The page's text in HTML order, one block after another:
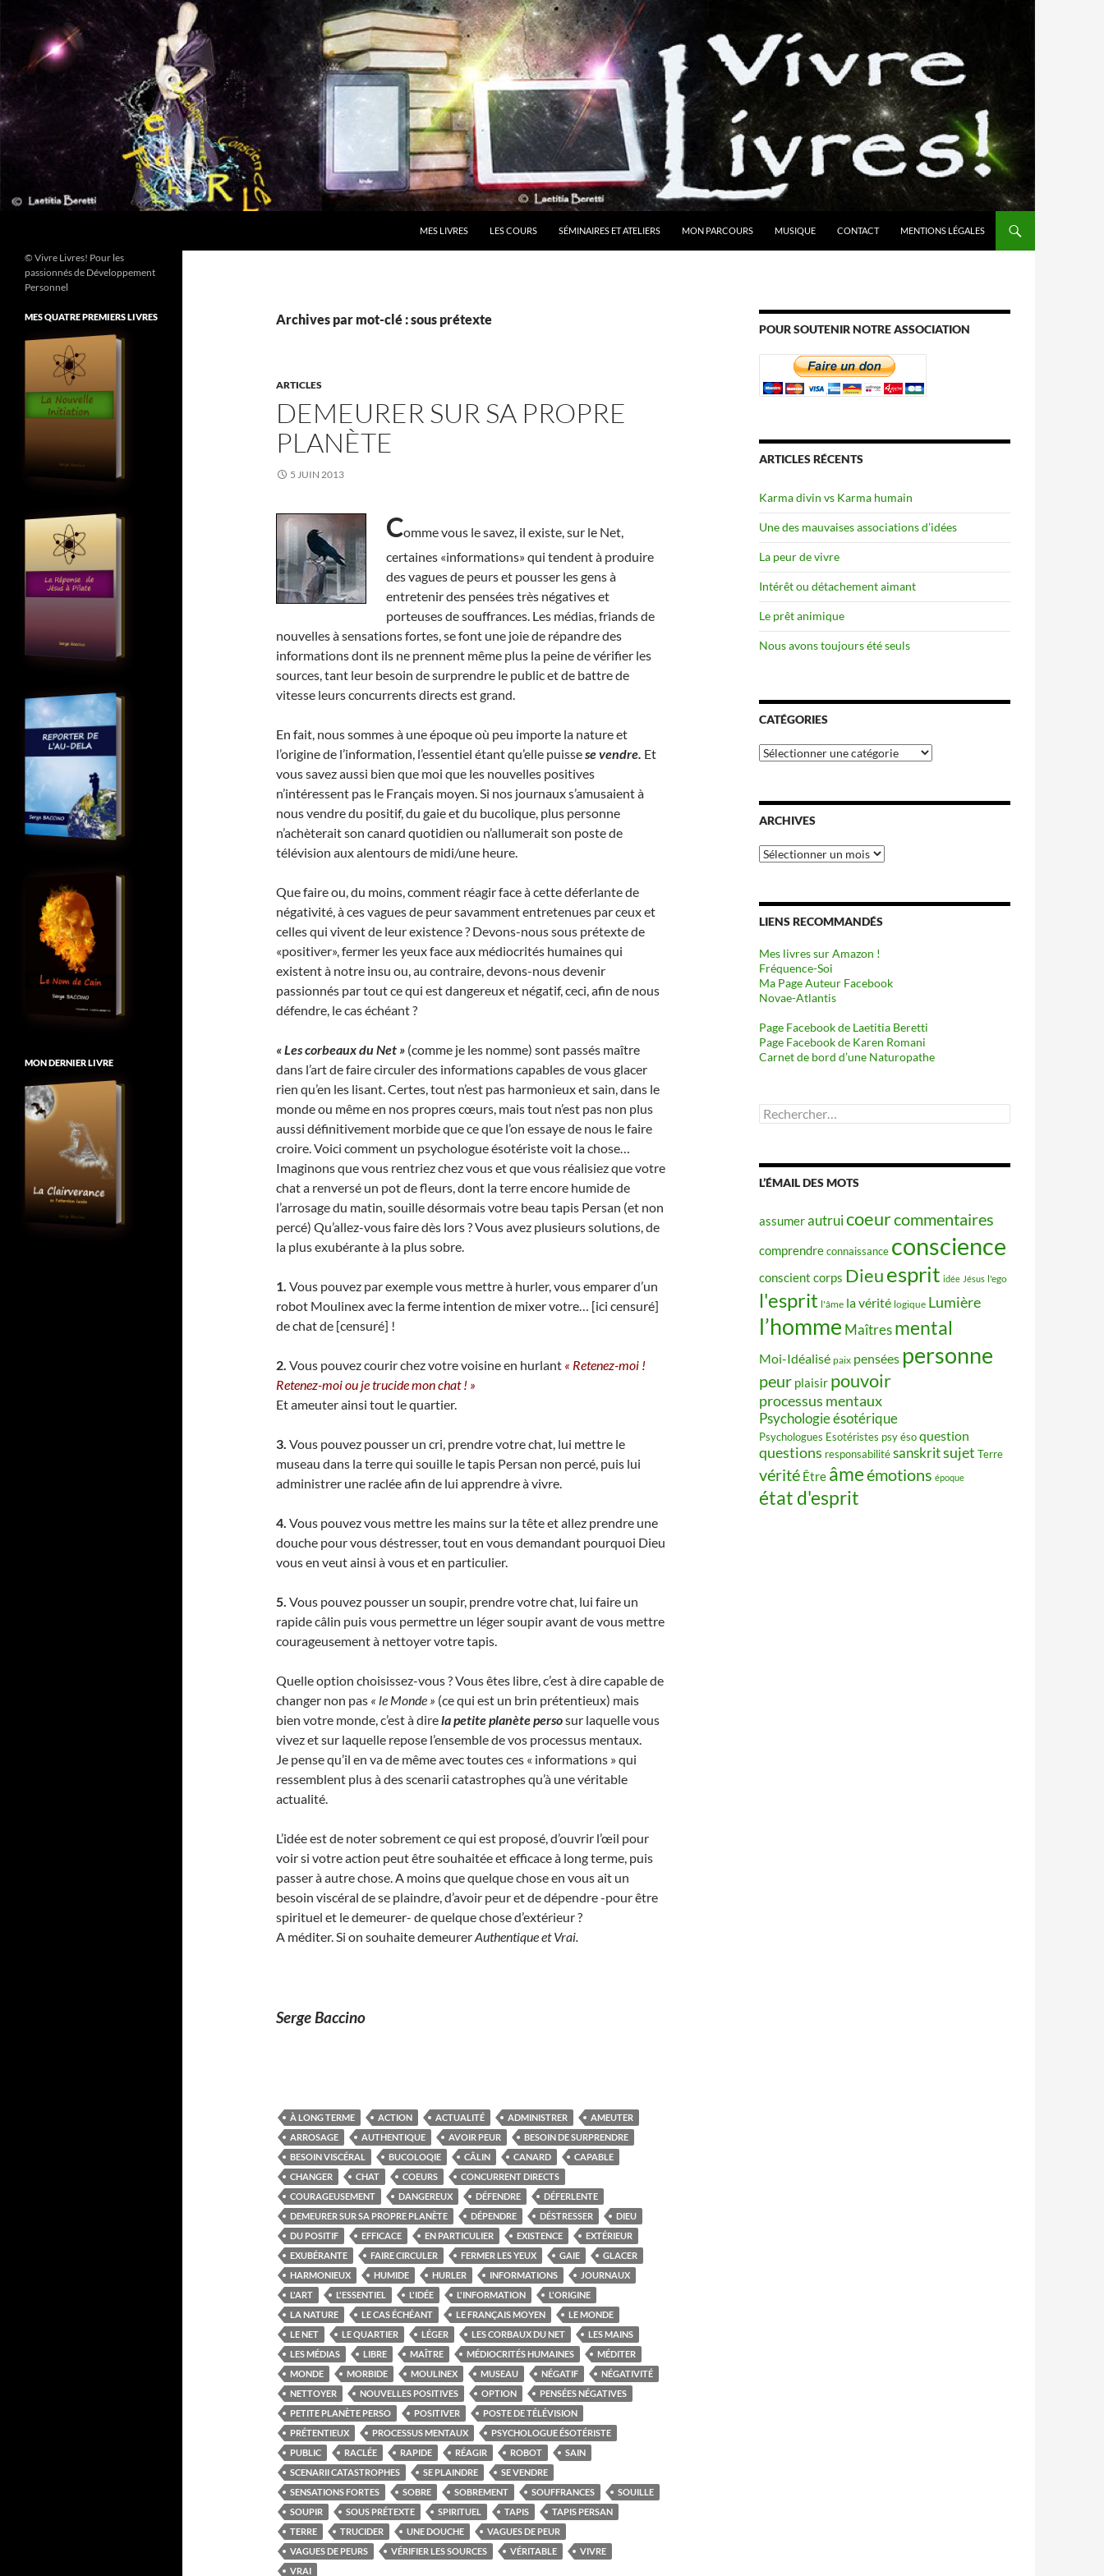
contenu
MES LIVRES LES COURS SÉMINAIRES ET ATELIERS MON PARCOURS MUSIQUE CONTACT MENTIONS LÉGALES
Archives par mot-clé : sous prétexte
ARTICLES
DEMEURER SUR SA PROPRE
PLANÈTE
5 JUIN 2013
Comme vous le savez, il existe, sur le Net,
certaines «informations» qui tendent à produire
des vagues de peurs et pousser les gens à
entretenir des pensées très négatives et
porteuses de souffrances. Les médias, friands de
nouvelles à sensations fortes, se font une joie de répandre des
informations dont ils ne prennent même plus la peine de vérifier les
sources, tant leur besoin de surprendre le public et de battre de
vitesse leurs concurrents directs est grand.
En fait, nous sommes à une époque où peu importe la nature et
l’origine de l’information, l’essentiel étant qu’elle puissese vendre. Et
vous savez aussi bien que moi que les nouvelles positives
n’intéressent pas le Français moyen. Si nos journaux s’amusaient à
nous vendre du positif, du gaie et du bucolique, plus personne
n’achèterait son canard quotidien ou n’allumerait son poste de
télévision aux alentours de midi/une heure.
Que faire ou, du moins, comment réagir face à cette déferlante de
négativité, à ces vagues de peur savamment entretenues par ceux et
celles qui vivent de leur existence ? Devons-nous sous prétexte de
«positiver», fermer les yeux face aux médiocrités humaines qui
existent à notre insu ou, au contraire, devons-nous devenir
passionnés par tout ce qui est dangereux et négatif, ceci, afin de nous
défendre, le cas échéant ?
« Les corbeaux du Net » (comme je les nomme) sont passés maître
dans l’art de faire circuler des informations capables de vous glacer
rien qu’en les lisant. Certes, tout n’est pas harmonieux et sain, dans le
monde ou même en nos propres cœurs, mais tout n’est pas non plus
aussi définitivement morbide que ce que l’on essaye de nous le faire
croire. Voici comment un psychologue ésotériste voit la chose…
Imaginons que vous rentriez chez vous et que vous réalisiez que votre
chat a renversé un pot de fleurs, dont la terre encore humide de
l’arrosage du matin, souille désormais votre beau tapis Persan (et non
percé) Qu’allez-vous faire dès lors ? Vous avez plusieurs solutions, de
la plus exubérante à la plus sobre.
1. Vous pouvez par exemple vous mettre à hurler, vous emparer d’un
robot Moulinex avec la ferme intention de mixer votre… [ici censuré]
de chat de [censuré] !
2. Vous pouvez courir chez votre voisine en hurlant « Retenez-moi !
Retenez-moi ou je trucide mon chat ! »
Et ameuter ainsi tout le quartier.
3. Vous pouvez pousser un cri, prendre votre chat, lui mettre le
museau dans la terre qui souille le tapis Persan non percé, puis lui
administrer une raclée afin de lui apprendre à vivre.
4. Vous pouvez vous mettre les mains sur la tête et allez prendre une
douche pour vous déstresser, tout en vous demandant pourquoi Dieu
vous en veut ainsi à vous et en particulier.
5. Vous pouvez pousser un soupir, prendre votre chat, lui faire un
rapide câlin puis vous permettre un léger soupir avant de vous mettre
courageusement à nettoyer votre tapis.
Quelle option choisissez-vous ? Vous êtes libre, c’est à dire capable de
changer non pas « le Monde » (ce qui est un brin prétentieux) mais
bien votre monde, c’est à direla petite planète persosur laquelle vous
vivez et sur laquelle repose l’ensemble de vos processus mentaux.
Je pense qu’il en va de même avec toutes ces « informations » qui
ressemblent plus à des scenarii catastrophes qu’à une véritable
actualité.
L’idée est de noter sobrement ce qui est proposé, d’ouvrir l’œil pour
voir si votre action peut être souhaitée et efficace à long terme, puis
passer à autre chose. A moins que quelque chose en vous ait un
besoin viscéral de se plaindre, d’avoir peur et de dépendre -pour être
spirituel et le demeurer- de quelque chose d’extérieur ?
A méditer. Si on souhaite demeurerAuthentique et Vrai.
Serge Baccino
À LONG TERME ACTION ACTUALITÉ ADMINISTRER
AMEUTER
ARROSAGE
AUTHENTIQUE AVOIR PEUR
BESOIN DE SURPRENDRE
BESOIN VISCÉRAL
BUCOLOQIE CÂLIN CANARD
CAPABLE
CHANGER
CHAT COEURS
CONCURRENT DIRECTS
COURAGEUSEMENT
DANGEREUX DÉFENDRE
DÉFERLENTE
DEMEURER SUR SA PROPRE PLANÈTE
DÉPENDRE DÉSTRESSER
DIEU
DU POSITIF
EFFICACE EN PARTICULIER EXISTENCE
EXTÉRIEUR
EXUBÉRANTE
FAIRE CIRCULER FERMER LES YEUX GAIE
GLACER
HARMONIEUX
HUMIDE HURLER INFORMATIONS
JOURNAUX
L'ART
L'ESSENTIEL L'IDÉE L'INFORMATION
L'ORIGINE
LA NATURE
LE CAS ÉCHÉANT LE FRANÇAIS MOYEN
LE MONDE
LE NET
LE QUARTIER LÉGER LES CORBAUX DU NET
LES MAINS
LES MÉDIAS
LIBRE MAÎTRE MÉDIOCRITÉS HUMAINES
MÉDITER
MONDE
MORBIDE MOULINEX MUSEAU NÉGATIF
NÉGATIVITÉ
NETTOYER
NOUVELLES POSITIVES OPTION
PENSÉES NÉGATIVES
PETITE PLANÈTE PERSO
POSITIVER
POSTE DE TÉLÉVISION
PRÉTENTIEUX
PROCESSUS MENTAUX
PSYCHOLOGUE ÉSOTÉRISTE
PUBLIC
RACLÉE RAPIDE RÉAGIR ROBOT
SAIN
SCENARII CATASTROPHES
SE PLAINDRE
SE VENDRE
SENSATIONS FORTES
SOBRE SOBREMENT SOUFFRANCES
SOUILLE
SOUPIR
SOUS PRÉTEXTE SPIRITUEL TAPIS
TAPIS PERSAN
TERRE
TRUCIDER UNE DOUCHE
VAGUES DE PEUR
VAGUES DE PEURS
VÉRIFIER LES SOURCES VÉRITABLE
VIVRE
VRAI
POUR SOUTENIR NOTRE ASSOCIATION
ARTICLES RÉCENTS
Karma divin vs Karma humain
Une des mauvaises associations d’idées
La peur de vivre
Intérêt ou détachement aimant
Le prêt animique
Nous avons toujours été seuls
CATÉGORIES
Catégories
ARCHIVES
Archives
LIENS RECOMMANDÉS
Mes livres sur Amazon !
Fréquence-Soi
Ma Page Auteur Facebook
Novae-Atlantis
Page Facebook de Laetitia Beretti
Page Facebook de Karen Romani
Carnet de bord d’une Naturopathe
Rechercher :
L’ÉMAIL DES MOTS
assumerautruicoeurcommentaires
comprendreconnaissance conscience
conscient corps Dieuesprit idée Jésus l'ego
l'esprit l'âme la vérité logique Lumière
l’homme Maîtres mental
Moi-Idéalisé paix pensées personne
peur plaisir pouvoir
processus mentaux
Psychologie ésotérique
Psychologues Esotéristes psy ésoquestion
questions responsabilitésanskritsujet Terre
vérité Être âmeémotions époque
état d'esprit
© Vivre Livres! Pour les
passionnés de Développement
Personnel
MES QUATRE PREMIERS LIVRES
MON DERNIER LIVRE